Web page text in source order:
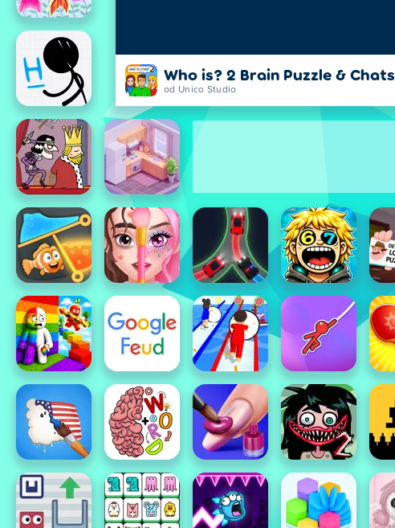
Who is? 2 Brain Puzzle & Chats
od Unico Studio